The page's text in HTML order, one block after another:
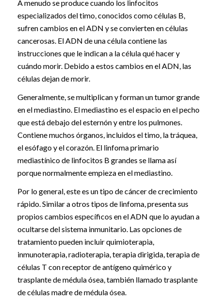
A menudo se produce cuando los linfocitos
especializados del timo, conocidos como células B,
sufren cambios en el ADN y se convierten en células
cancerosas. El ADN de una célula contiene las
instrucciones que le indican a la célula qué hacer y
cuándo morir. Debido a estos cambios en el ADN, las
células dejan de morir.
Generalmente, se multiplican y forman un tumor grande
en el mediastino. El mediastino es el espacio en el pecho
que está debajo del esternón y entre los pulmones.
Contiene muchos órganos, incluidos el timo, la tráquea,
el esófago y el corazón. El linfoma primario
mediastínico de linfocitos B grandes se llama así
porque normalmente empieza en el mediastino.
Por lo general, este es un tipo de cáncer de crecimiento
rápido. Similar a otros tipos de linfoma, presenta sus
propios cambios específicos en el ADN que lo ayudan a
ocultarse del sistema inmunitario. Las opciones de
tratamiento pueden incluir quimioterapia,
inmunoterapia, radioterapia, terapia dirigida, terapia de
células T con receptor de antígeno quimérico y
trasplante de médula ósea, también llamado trasplante
de células madre de médula ósea.